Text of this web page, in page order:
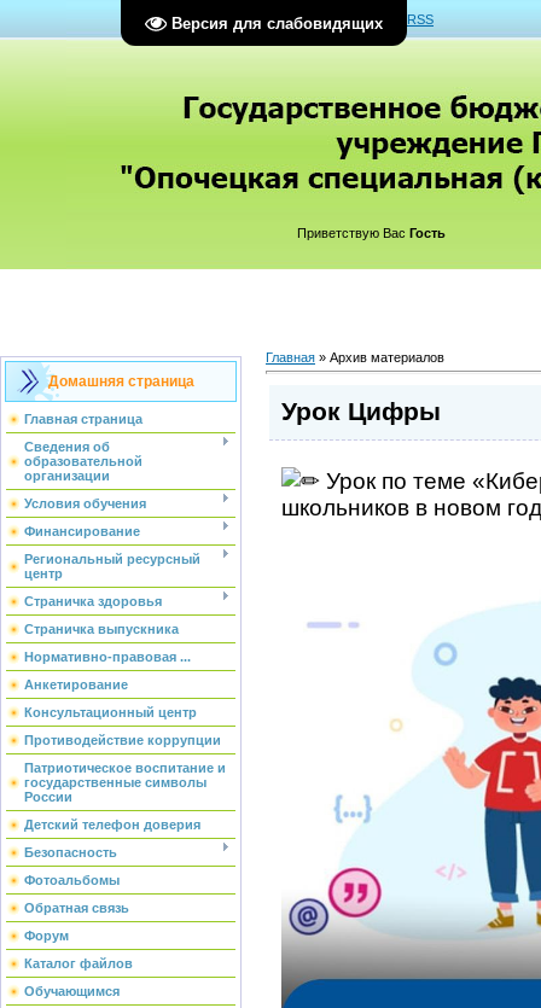
Версия для слабовидящих
Главная |Регистрация|Вход RSS
Приветствую Вас Гость
Домашняя страница
Главная страница
Сведения об
образовательной
организации
Условия обучения
Финансирование
Региональный ресурсный
центр
Страничка здоровья
Страничка выпускника
Нормативно-правовая ...
Анкетирование
Консультационный центр
Противодействие коррупции
Патриотическое воспитание и
государственные символы
России
Детский телефон доверия
Безопасность
Фотоальбомы
Обратная связь
Форум
Каталог файлов
Обучающимся
Главная » Архив материалов
Урок Цифры
Урок по теме
школьников в новом